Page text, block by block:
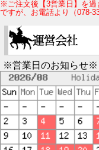
※ご注文後【3営業日】を過
ですが、お電話より（078-
※営業日のお知らせ※